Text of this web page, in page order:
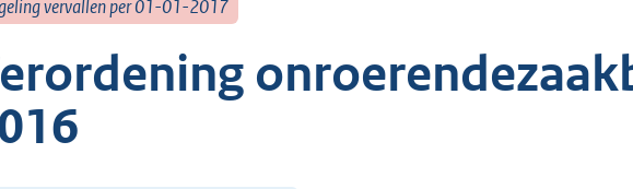
vervallen per 01-01-2017